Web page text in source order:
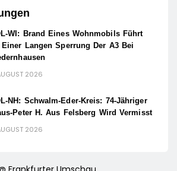
WI: Brand Eines Wohnmobils Führt
Einer Langen Sperrung Der A3 Bei
2026
NH: Schwalm-Eder-Kreis: 74-Jähriger
Peter H. Aus Felsberg Wird Vermisst
2026